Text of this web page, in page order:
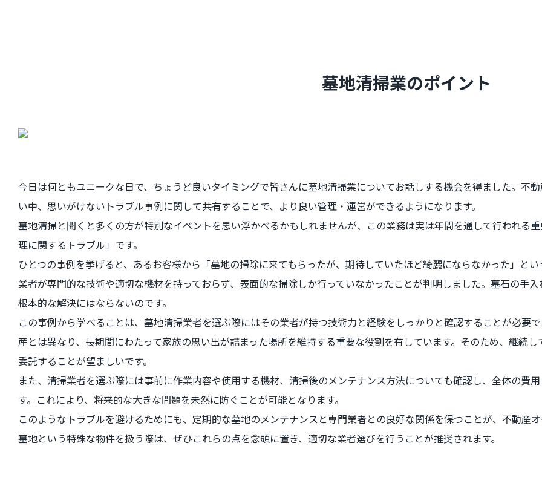
墓地清掃業のポイント
今日は何ともユニークな日で、ちょうど良いタイミングで皆さんに墓地清掃業についてお話しする機会を得ました。不
い中、思いがけないトラブル事例に関して共有することで、より良い管理・運営ができるようになります。
墓地清掃と聞くと多くの方が特別なイベントを思い浮かべるかもしれませんが、この業務は実は年間を通して行われる
理に関するトラブル」です。
ひとつの事例を挙げると、あるお客様から「墓地の掃除に来てもらったが、期待していたほど綺麗にならなかった」と
業者が専門的な技術や適切な機材を持っておらず、表面的な掃除しか行っていなかったことが判明しました。墓石の手
根本的な解決にはならないのです。
この事例から学べることは、墓地清掃業者を選ぶ際にはその業者が持つ技術力と経験をしっかりと確認することが必要
産とは異なり、長期間にわたって家族の思い出が詰まった場所を維持する重要な役割を有しています。そのため、継続
委託することが望ましいです。
また、清掃業者を選ぶ際には事前に作業内容や使用する機材、清掃後のメンテナンス方法についても確認し、全体の費
す。これにより、将来的な大きな問題を未然に防ぐことが可能となります。
このようなトラブルを避けるためにも、定期的な墓地のメンテナンスと専門業者との良好な関係を保つことが、不動産
墓地という特殊な物件を扱う際は、ぜひこれらの点を念頭に置き、適切な業者選びを行うことが推奨されます。